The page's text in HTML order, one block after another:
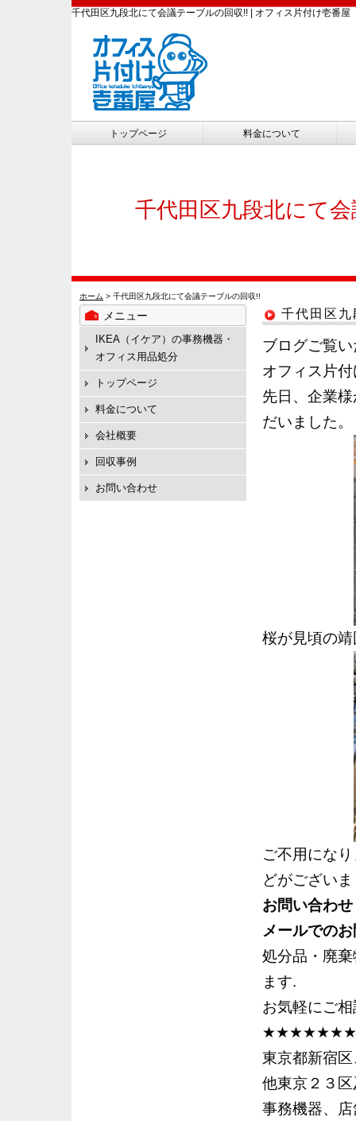
千代田区九段北にて会議テーブルの回収!! | オフィス片付け壱番屋
トップページ 料金について
千代田区九段北にて
ホーム > 千代田区九段北にて会議テーブルの回収!!
千代田区
ブログご覧
オフィス片
先日、企業
だいました。
桜が見頃の
ご不用にな
どがござい
お問い合わ
メールでの
処分品・廃
ます.
お気軽にご
東京都新宿
他東京２３
事務機器、
メニュー
IKEA（イケア）の事務機器・
オフィス用品処分
トップページ
料金について
会社概要
回収事例
お問い合わせ